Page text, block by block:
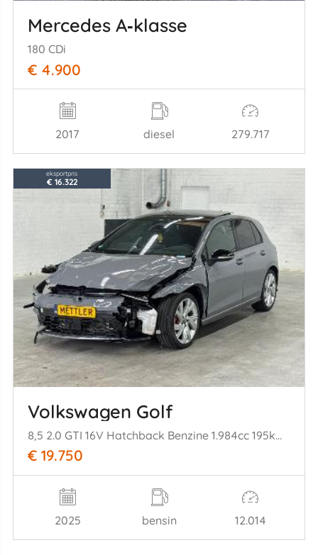
Mercedes A‑klasse
180 CDi
€ 4.900
2017 diesel 279.717
eksportpris
€ 16.322
Volkswagen Golf
8,5 2.0 GTI 16V Hatchback Benzine 1.984cc 195kW (265pk) FWD 2024-06 DNPD
€ 19.750
2025 bensin 12.014